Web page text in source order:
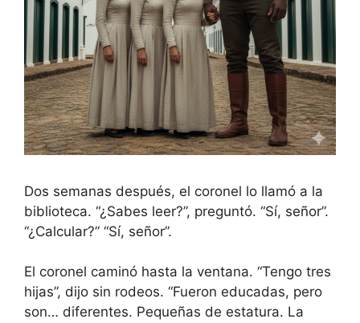
Dos semanas después, el coronel lo llamó a la
biblioteca. “¿Sabes leer?”, preguntó. “Sí, señor”.
“¿Calcular?” “Sí, señor”.
El coronel caminó hasta la ventana. “Tengo tres
hijas”, dijo sin rodeos. “Fueron educadas, pero
son… diferentes. Pequeñas de estatura. La